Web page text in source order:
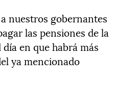
nuestros gobernantes
las pensiones de la
en que habrá más
ya mencionado